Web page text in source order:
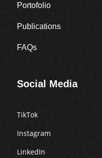
Portofolio
Publications
FAQs
Social Media
TikTok
Instagram
LinkedIn